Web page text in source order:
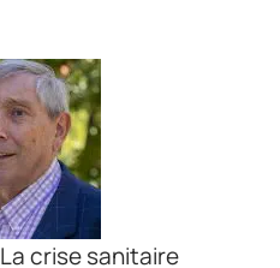
La crise sanitaire